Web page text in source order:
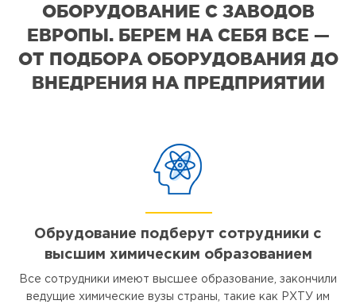
ОБОРУДОВАНИЕ С ЗАВОДОВ
ЕВРОПЫ. БЕРЕМ НА СЕБЯ ВСЕ —
ОТ ПОДБОРА ОБОРУДОВАНИЯ ДО
ВНЕДРЕНИЯ НА ПРЕДПРИЯТИИ
Обрудование подберут сотрудники с
высшим химическим образованием
Все сотрудники имеют высшее образование, закончили
ведущие химические вузы страны, такие как РХТУ им